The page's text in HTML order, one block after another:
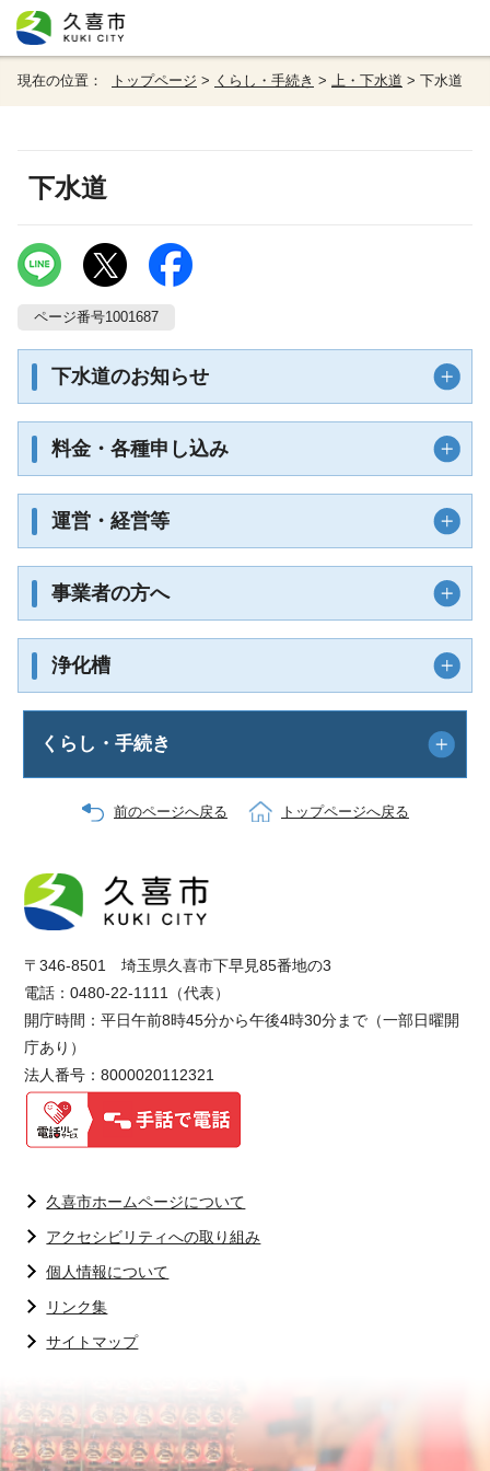
現在の位置： トップページ > くらし・手続き > 上・下水道 > 下水道
下水道
ページ番号1001687
下水道のお知らせ
料金・各種申し込み
運営・経営等
事業者の方へ
浄化槽
くらし・手続き
前のページへ戻る トップページへ戻る
〒346-8501 埼玉県久喜市下早見85番地の3
電話：0480-22-1111（代表）
開庁時間：平日午前8時45分から午後4時30分まで（一部日曜開
庁あり）
法人番号：8000020112321
久喜市ホームページについて
アクセシビリティへの取り組み
個人情報について
リンク集
サイトマップ